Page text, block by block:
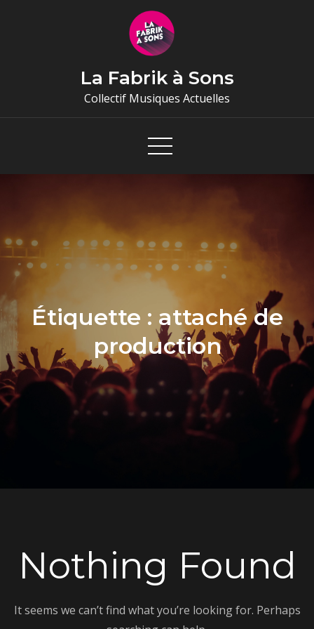
La Fabrik à Sons
Collectif Musiques Actuelles
Étiquette : attaché de
production
Nothing Found
It seems we can’t find what you’re looking for. Perhaps